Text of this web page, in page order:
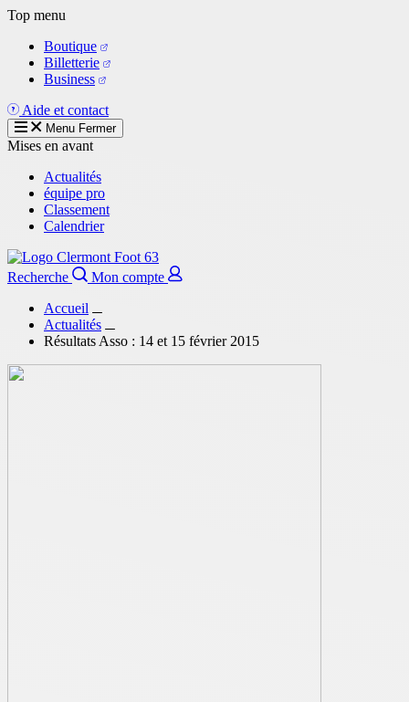
Aller
contenu
principal
Top menu
Boutique
Billetterie
Business
Aide et contact
Menu Fermer
Mises en avant
Actualités
équipe pro
Classement
Calendrier
Recherche
Mon compte
Accueil
Actualités
Résultats Asso : 14 et 15 février 2015